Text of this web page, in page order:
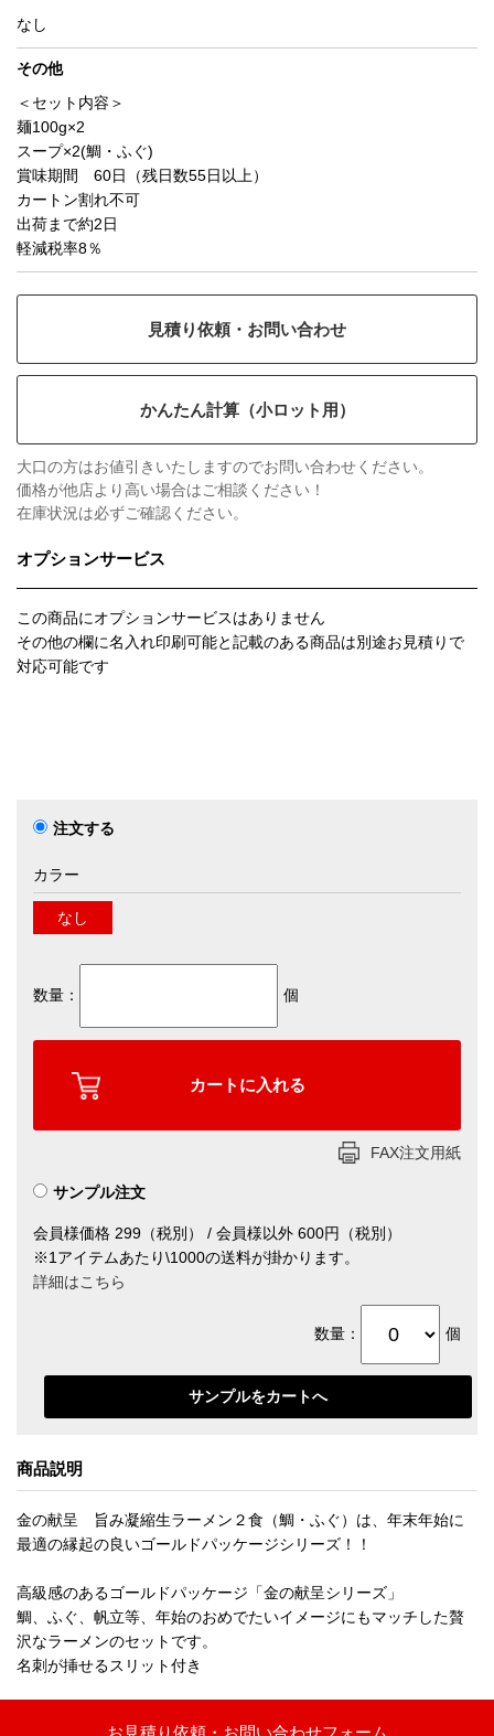
なし
その他
＜セット内容＞
麺100g×2
スープ×2(鯛・ふぐ)
賞味期間 60日（残日数55日以上）
カートン割れ不可
出荷まで約2日
軽減税率8％
見積り依頼・お問い合わせ
かんたん計算（小ロット用）
大口の方はお値引きいたしますのでお問い合わせください。
価格が他店より高い場合はご相談ください！
在庫状況は必ずご確認ください。
オプションサービス
この商品にオプションサービスはありません
その他の欄に名入れ印刷可能と記載のある商品は別途お見積りで
対応可能です
注文する
カラー
なし
数量： 個
FAX注文用紙
サンプル注文
会員様価格 299（税別） / 会員様以外 600円（税別）
※1アイテムあたり\1000の送料が掛かります。
詳細はこちら
数量： 個
商品説明
金の献呈 旨み凝縮生ラーメン２食（鯛・ふぐ）は、年末年始に
最適の縁起の良いゴールドパッケージシリーズ！！
高級感のあるゴールドパッケージ「金の献呈シリーズ」
鯛、ふぐ、帆立等、年始のおめでたいイメージにもマッチした贅
沢なラーメンのセットです。
名刺が挿せるスリット付き
お見積り依頼・お問い合わせフォーム